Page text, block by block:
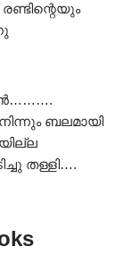
ബലമായി
തള്ളി….